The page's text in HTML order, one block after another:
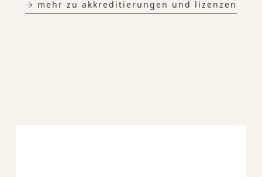
→ mehr zu akkreditierungen und lizenzen